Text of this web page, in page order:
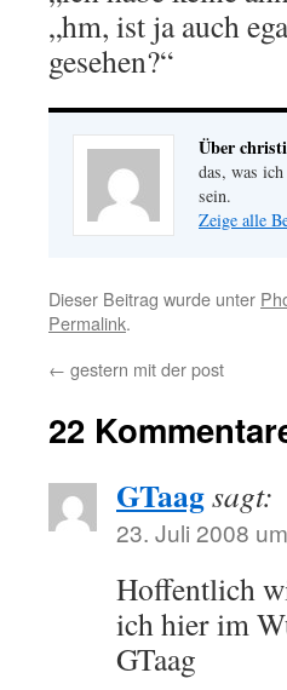
„hm, ist ja auch
gesehen?“
Über
das, was
sein.
Zeige alle
Dieser Beitrag wurde unter
Permalink.
← gestern mit der post
22
GTaagsagt:
23. Juli 2008
Hoffentlich
ich hier im
GTaag